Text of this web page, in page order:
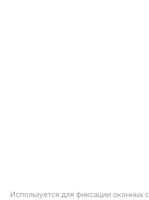
Используется для фиксации оконных